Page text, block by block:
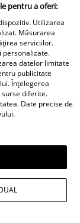
azilul din
români
2026.
județe
pentru a oferi:
Utilizarea
Măsurarea
serviciilor.
datelor limitate
publicitate
Înțelegerea
diferite.
Date precise de